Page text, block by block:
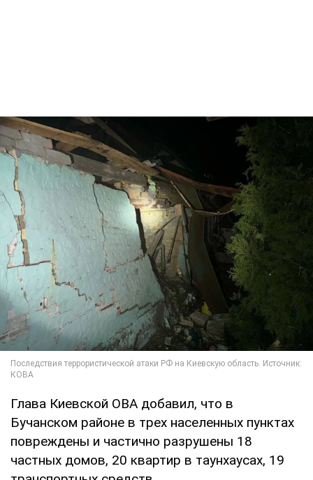
Глава Киевской ОВА добавил, что в
Бучанском районе в трех населенных пунктах
повреждены и частично разрушены 18
частных домов, 20 квартир в таунхаусах, 19